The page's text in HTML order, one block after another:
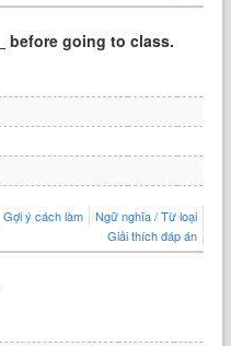
before going to class.
Gợi ý cách làm
Ngữ nghĩa / Từ loại
Giải thích đáp án